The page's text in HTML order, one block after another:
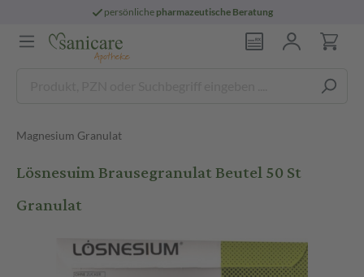
persönliche pharmazeutische Beratung
Magnesium Granulat
Lösnesuim Brausegranulat Beutel 50 St
Granulat